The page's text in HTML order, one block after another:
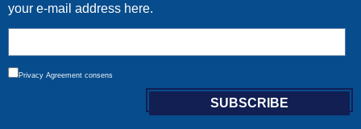
your e-mail address here.
Privacy Agreement consens